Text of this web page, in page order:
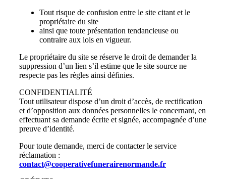
Tout risque de confusion entre le site citant et le
propriétaire du site
ainsi que toute présentation tendancieuse ou
contraire aux lois en vigueur.
Le propriétaire du site se réserve le droit de demander la
suppression d’un lien s’il estime que le site source ne
respecte pas les règles ainsi définies.
CONFIDENTIALITÉ
Tout utilisateur dispose d’un droit d’accès, de rectification
et d’opposition aux données personnelles le concernant, en
effectuant sa demande écrite et signée, accompagnée d’une
preuve d’identité.
Pour toute demande, merci de contacter le service
réclamation :
contact@cooperativefunerairenormande.fr